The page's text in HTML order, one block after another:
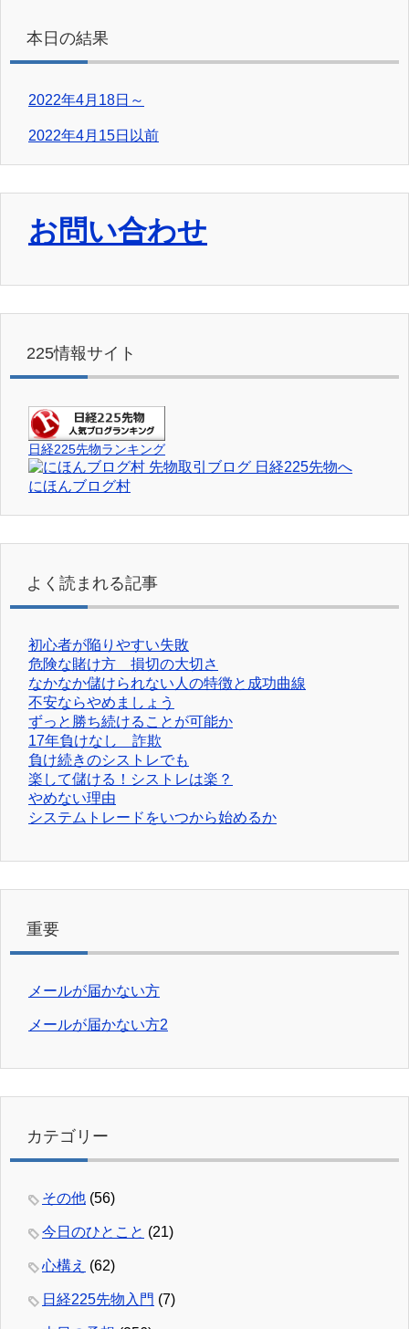
本日の結果
2022年4月18日～
2022年4月15日以前
お問い合わせ
225情報サイト
日経225先物ランキング
にほんブログ村
よく読まれる記事
初心者が陥りやすい失敗
危険な賭け方 損切の大切さ
なかなか儲けられない人の特徴と成功曲線
不安ならやめましょう
ずっと勝ち続けることが可能か
17年負けなし 詐欺
負け続きのシストレでも
楽して儲ける！シストレは楽？
やめない理由
システムトレードをいつから始めるか
重要
メールが届かない方
メールが届かない方2
カテゴリー
その他 (56)
今日のひとこと (21)
心構え (62)
日経225先物入門 (7)